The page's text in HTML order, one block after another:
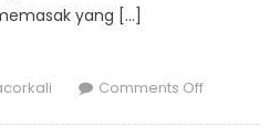
yang […]
Comments Offon